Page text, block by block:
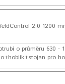
2.0 1200
o průměru 630 -
pro